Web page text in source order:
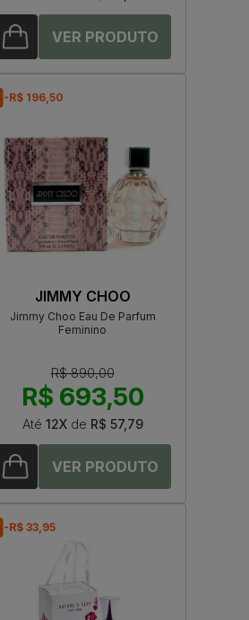
-R$ 196,50
JIMMY CHOO
Jimmy Choo Eau De Parfum
Feminino
R$ 890,00
R$ 693,50
Até 12Xde R$ 57,79
-R$ 33,95